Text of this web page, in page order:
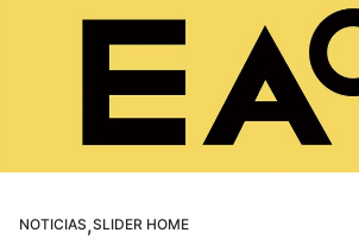
NOTICIAS,SLIDER HOME